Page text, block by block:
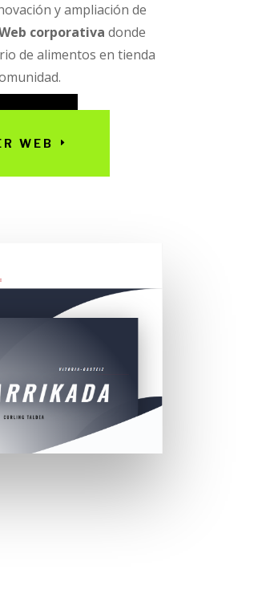
y ampliación de
corporativa donde
de alimentos en tienda
WEB